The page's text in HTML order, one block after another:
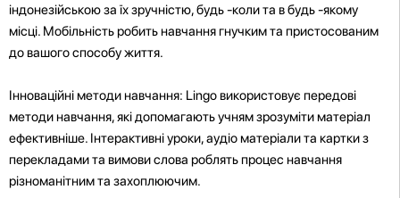
індонезійською за їх зручністю, будь -коли та в будь -якому
місці. Мобільність робить навчання гнучким та пристосованим
до вашого способу життя.
Інноваційні методи навчання: Lingo використовує передові
методи навчання, які допомагають учням зрозуміти матеріал
ефективніше. Інтерактивні уроки, аудіо матеріали та картки з
перекладами та вимови слова роблять процес навчання
різноманітним та захоплюючим.